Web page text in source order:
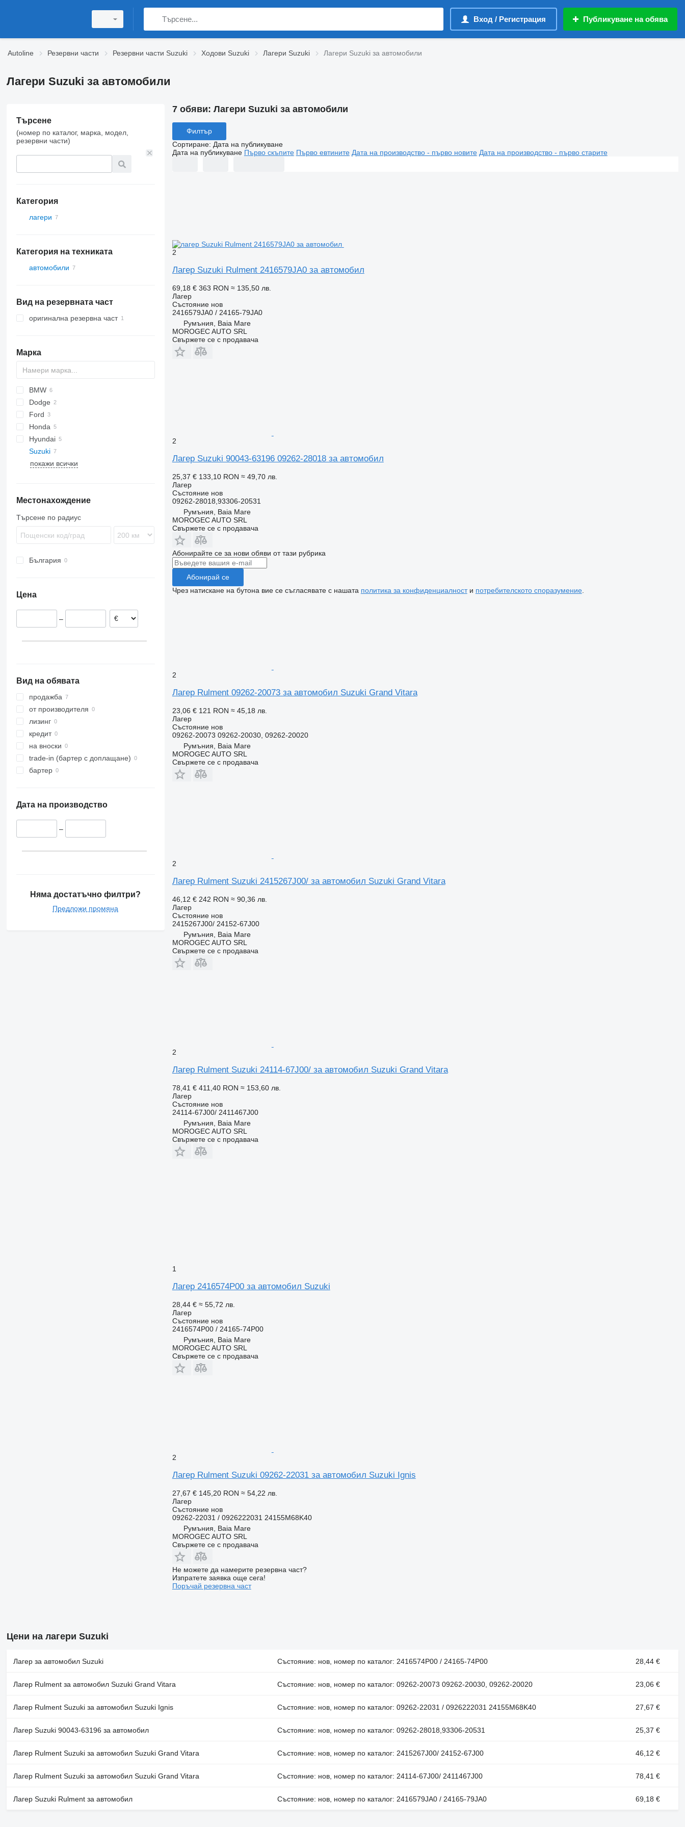
Вход / Регистрация Публикуване на обява
Autoline Резервни части Резервни части Suzuki Ходови Suzuki Лагери Suzuki Лагери Suzuki за автомобили
Лагери Suzuki за автомобили
Търсене
(номер по каталог, марка, модел,
резервни части)
Категория
лагери
Категория на техниката
автомобили
Вид на резервната част
оригинална резервна част
Марка
BMW
Logan
Dodge
Ram
Ford
Explorer
Ranger
Transit
Honda
CR-V
Hyundai
Santa Fe
Tucson
6
Outlander
Qashqai
508
Suzuki
Grand Vitara
Amarok
XC
покажи всички
Местонахождение
Търсене по радиус
България
Цена
–
Вид на обявата
продажба
от производителя
лизинг
кредит
на вноски
trade-in (бартер с доплащане)
бартер
Дата на производство
–
Няма достатъчно филтри?
Предложи промяна
7 обяви: Лагери Suzuki за автомобили
Филтър
Сортиране: Дата на публикуване
Дата на публикуване Първо скъпите Първо евтините Дата на производство - първо новите Дата на производство - първо старите
2
Лагер Suzuki Rulment 2416579JA0 за автомобил
69,18 € 363 RON ≈ 135,50 лв.
Лагер
Състояниенов
2416579JA0 / 24165-79JA0
Румъния, Baia Mare
MOROGEC AUTO SRL
Свържете се с продавача
2
Лагер Suzuki 90043-63196 09262-28018 за автомобил
25,37 € 133,10 RON ≈ 49,70 лв.
Лагер
Състояниенов
09262-28018,93306-20531
Румъния, Baia Mare
MOROGEC AUTO SRL
Свържете се с продавача
Абонирайте се за нови обяви от тази рубрика
Абонирай се
Чрез натискане на бутона вие се съгласявате с нашата политика за конфиденциалности потребителското споразумение.
2
Лагер Rulment 09262-20073 за автомобил Suzuki Grand Vitara
23,06 € 121 RON ≈ 45,18 лв.
Лагер
Състояниенов
09262-20073 09262-20030, 09262-20020
Румъния, Baia Mare
MOROGEC AUTO SRL
Свържете се с продавача
2
Лагер Rulment Suzuki 2415267J00/ за автомобил Suzuki Grand Vitara
46,12 € 242 RON ≈ 90,36 лв.
Лагер
Състояниенов
2415267J00/ 24152-67J00
Румъния, Baia Mare
MOROGEC AUTO SRL
Свържете се с продавача
2
Лагер Rulment Suzuki 24114-67J00/ за автомобил Suzuki Grand Vitara
78,41 € 411,40 RON ≈ 153,60 лв.
Лагер
Състояниенов
24114-67J00/ 2411467J00
Румъния, Baia Mare
MOROGEC AUTO SRL
Свържете се с продавача
1
Лагер 2416574P00 за автомобил Suzuki
28,44 € ≈ 55,72 лв.
Лагер
Състояниенов
2416574P00 / 24165-74P00
Румъния, Baia Mare
MOROGEC AUTO SRL
Свържете се с продавача
2
Лагер Rulment Suzuki 09262-22031 за автомобил Suzuki Ignis
27,67 € 145,20 RON ≈ 54,22 лв.
Лагер
Състояниенов
09262-22031 / 0926222031 24155M68K40
Румъния, Baia Mare
MOROGEC AUTO SRL
Свържете се с продавача
Не можете да намерите резервна част?
Изпратете заявка още сега!
Поръчай резервна част
Цени на лагери Suzuki
Лагер за автомобил Suzuki Състояние: нов, номер по каталог: 2416574P00 / 24165-74P00 28,44 €
Лагер Rulment за автомобил Suzuki Grand Vitara Състояние: нов, номер по каталог: 09262-20073 09262-20030, 09262-20020 23,06 €
Лагер Rulment Suzuki за автомобил Suzuki Ignis Състояние: нов, номер по каталог: 09262-22031 / 0926222031 24155M68K40 27,67 €
Лагер Suzuki 90043-63196 за автомобил Състояние: нов, номер по каталог: 09262-28018,93306-20531 25,37 €
Лагер Rulment Suzuki за автомобил Suzuki Grand Vitara Състояние: нов, номер по каталог: 2415267J00/ 24152-67J00 46,12 €
Лагер Rulment Suzuki за автомобил Suzuki Grand Vitara Състояние: нов, номер по каталог: 24114-67J00/ 2411467J00 78,41 €
Лагер Suzuki Rulment за автомобил Състояние: нов, номер по каталог: 2416579JA0 / 24165-79JA0 69,18 €